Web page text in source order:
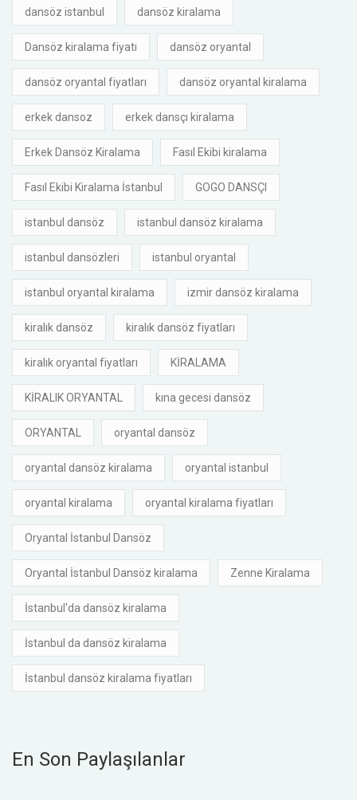
dansöz istanbul dansöz kiralama
Dansöz kiralama fiyatı dansöz oryantal
dansöz oryantal fiyatları dansöz oryantal kiralama
erkek dansoz erkek dansçı kiralama
Erkek Dansöz Kiralama Fasıl Ekibi kiralama
Fasıl Ekibi Kiralama İstanbul GOGO DANSÇI
istanbul dansöz istanbul dansöz kiralama
istanbul dansözleri istanbul oryantal
istanbul oryantal kiralama izmir dansöz kiralama
kiralık dansöz kiralık dansöz fiyatları
kiralık oryantal fiyatları KİRALAMA
KİRALIK ORYANTAL kına gecesi dansöz
ORYANTAL oryantal dansöz
oryantal dansöz kiralama oryantal istanbul
oryantal kiralama oryantal kiralama fiyatları
Oryantal İstanbul Dansöz
Oryantal İstanbul Dansöz kiralama Zenne Kiralama
İstanbul'da dansöz kiralama
İstanbul da dansöz kiralama
İstanbul dansöz kiralama fiyatları
En Son Paylaşılanlar